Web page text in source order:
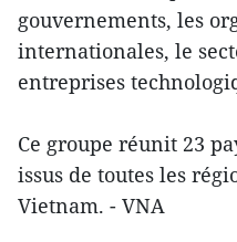
gouvernements, les
internationales, le
entreprises
Ce groupe réunit 23
issus de toutes les
Vietnam. - VNA